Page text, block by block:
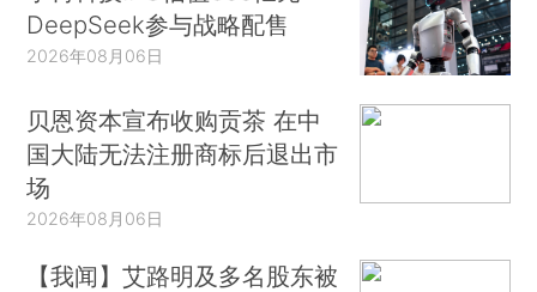
DeepSeek参与战略配售
2026年08月06日
贝恩资本宣布收购贡茶 在中
国大陆无法注册商标后退出市
场
2026年08月06日
【我闻】艾路明及多名股东被